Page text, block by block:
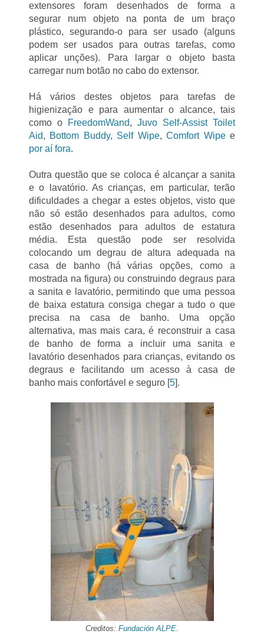
extensores foram desenhados de forma a
segurar num objeto na ponta de um braço
plástico, segurando-o para ser usado (alguns
podem ser usados para outras tarefas, como
aplicar unções). Para largar o objeto basta
carregar num botão no cabo do extensor.
Há vários destes objetos para tarefas de
higienização e para aumentar o alcance, tais
como o
FreedomWand, Juvo Self-Assist Toilet
Aid, Bottom Buddy, Self Wipe,Comfort Wipee
por aí fora.
Outra questão que se coloca é alcançar a sanita
e o lavatório. As crianças, em particular, terão
dificuldades a chegar a estes objetos, visto que
não só estão desenhados para adultos, como
estão desenhados para adultos de estatura
média. Esta questão pode ser resolvida
colocando um degrau de altura adequada na
casa de banho (há várias opções, como a
mostrada na figura) ou construindo degraus para
a sanita e lavatório, permitindo que uma pessoa
de baixa estatura consiga chegar a tudo o que
precisa na casa de banho. Uma opção
alternativa, mas mais cara, é reconstruir a casa
de banho de forma a incluir uma sanita e
lavatório desenhados para crianças, evitando os
degraus e facilitando um acesso à casa de
banho mais confortável e seguro [5].
Creditos: Fundación ALPE.